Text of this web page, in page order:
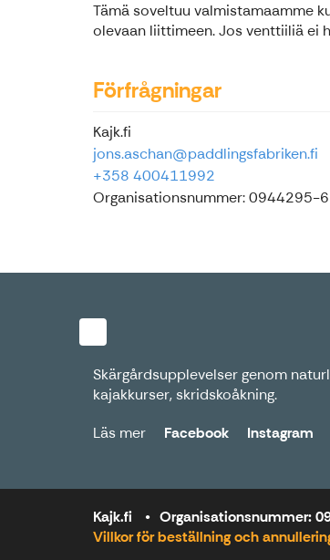
Tämä soveltuu valmistamaamme
olevaan liittimeen. Jos venttiiliä ei
Förfrågningar
Kajk.fi
jons.aschan@paddlingsfabriken.fi
+358 400411992
Organisationsnummer: 0944295-6
Skärgårdsupplevelser genom
kajakkurser, skridskoåkning.
Läs mer
Facebook Instagram
Kajk.fi Organisationsnummer:
Villkor för beställning och